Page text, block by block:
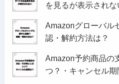
を見るが表示されな
Amazonグローバル
認・解約方法は？
Amazon予約商品の
つ？・キャンセル期